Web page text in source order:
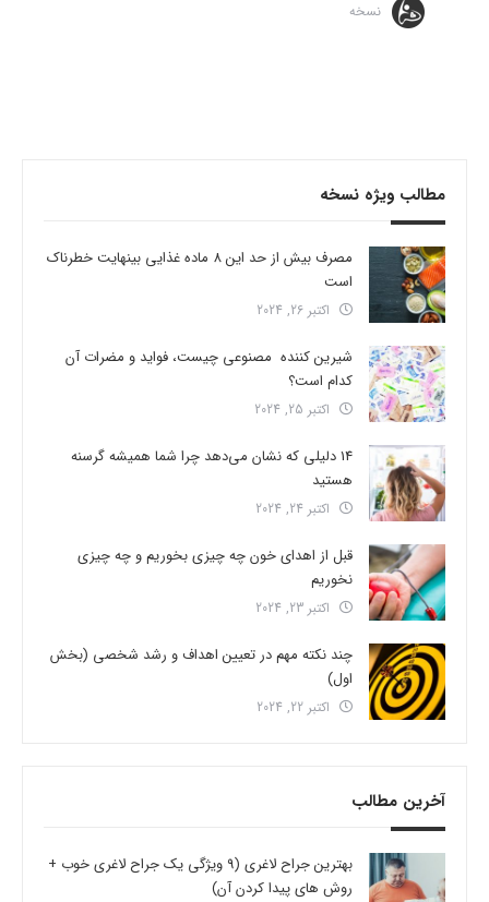
نسخه
مطالب ویژه نسخه
مصرف بیش از حد این 8 ماده غذایی بینهایت خطرناک
است
اکتبر 26, 2024
شیرین کننده مصنوعی چیست، فواید و مضرات آن
کدام است؟
اکتبر 25, 2024
14 دلیلی که نشان می‌دهد چرا شما همیشه گرسنه
هستید
اکتبر 24, 2024
قبل از اهدای خون چه چیزی بخوریم و چه چیزی
نخوریم
اکتبر 23, 2024
چند نکته مهم در تعیین اهداف و رشد شخصی (بخش
اول)
اکتبر 22, 2024
آخرین مطالب
بهترین جراح لاغری (9 ویژگی یک جراح لاغری خوب +
روش های پیدا کردن آن)